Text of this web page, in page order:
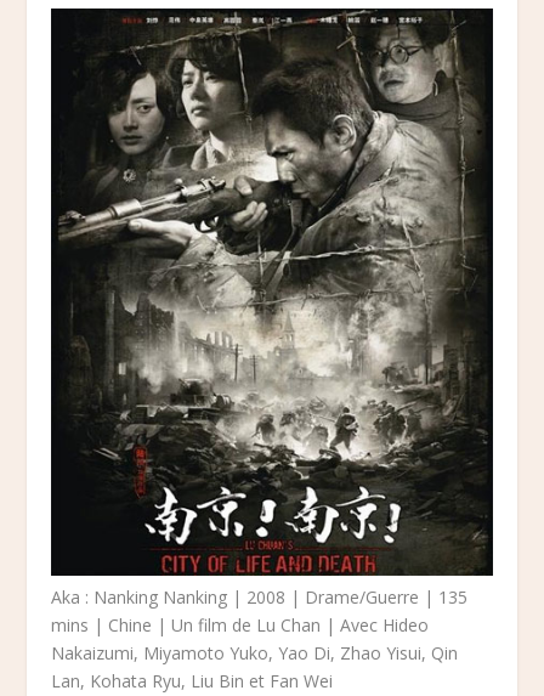
Aka : Nanking Nanking | 2008 | Drame/Guerre | 135
mins | Chine | Un film de Lu Chan | Avec Hideo
Nakaizumi, Miyamoto Yuko, Yao Di, Zhao Yisui, Qin
Lan, Kohata Ryu, Liu Bin et Fan Wei